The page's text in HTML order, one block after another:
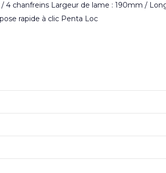
chanfreins Largeur de lame : 190mm /
rapide à clic Penta Loc